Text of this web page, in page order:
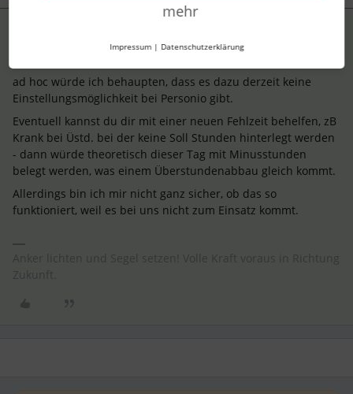
ad hoc würde ich behaupten, dass es dazu derzeit keine
Einstellungsmöglichkeit bei Personio gibt.
Eventuell kannst du dir mit einer neuen Fehlzeit behelfen, zB
Krank bei Üstd. bei der keine Soll Stunden hinterlegt werden
- dann würde theoretisch dieser Tag mit Minusstunden
belegt werden, was einem Überstundenabbau gleich kommt.
Allerdings bin ich mir nicht ganz sicher, ob das so
funktioniert, weil es bei uns nicht zum Einsatz kommt.
mehr
Impressum | Datenschutzerklärung